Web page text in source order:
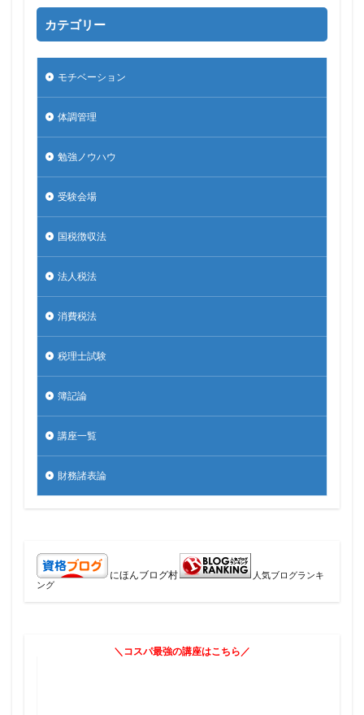
カテゴリー
モチベーション
体調管理
勉強ノウハウ
受験会場
国税徴収法
法人税法
消費税法
税理士試験
簿記論
講座一覧
財務諸表論
にほんブログ村
人気ブログランキ
ング
＼コスパ最強の講座はこちら／